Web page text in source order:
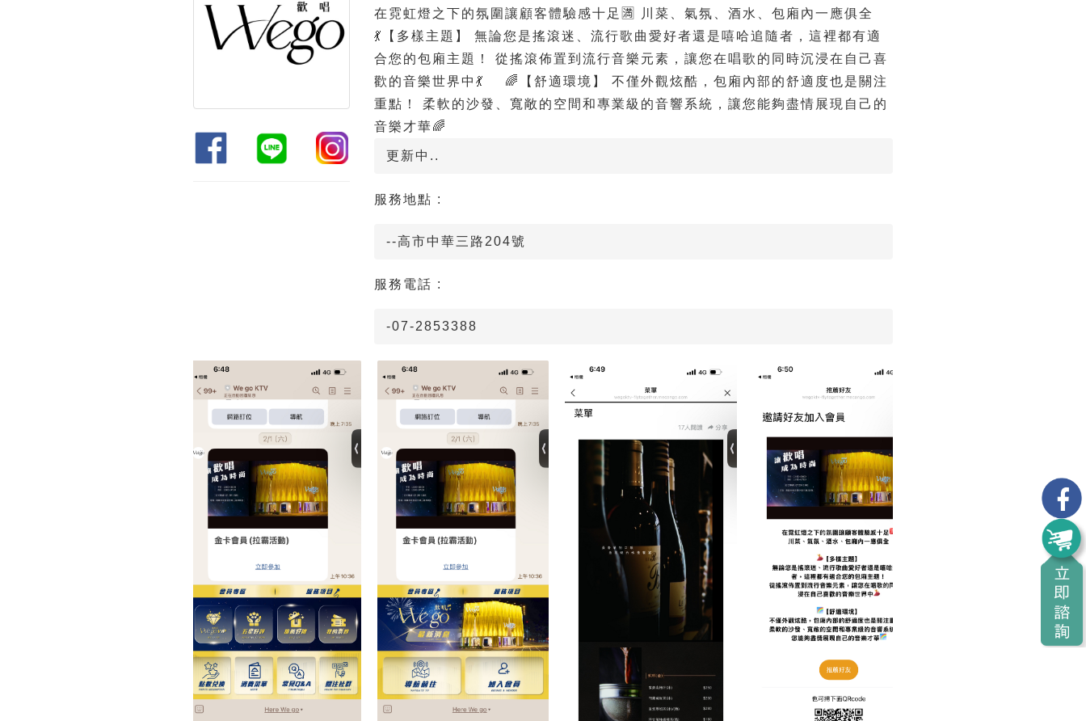
在霓虹燈之下的氛圍讓顧客體驗感十足🈵 川菜、氣氛、酒水、包廂內一應俱全 ⠀
💃【多樣主題】 無論您是搖滾迷、流行歌曲愛好者還是嘻哈追隨者，這裡都有適
合您的包廂主題！ 從搖滾佈置到流行音樂元素，讓您在唱歌的同時沉浸在自己喜
歡的音樂世界中💃 ⠀ 🌈【舒適環境】 不僅外觀炫酷，包廂內部的舒適度也是關注
重點！ 柔軟的沙發、寬敞的空間和專業級的音響系統，讓您能夠盡情展現自己的
音樂才華🌈
更新中..
服務地點 :
--高市中華三路204號
服務電話 :
-07-2853388